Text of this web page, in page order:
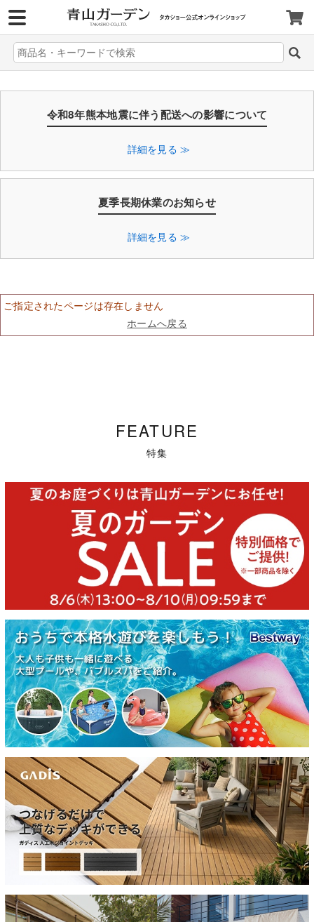
令和8年熊本地震に伴う配送への影響について
詳細を見る ≫
夏季長期休業のお知らせ
詳細を見る ≫
ご指定されたページは存在しません
ホームへ戻る
FEATURE
特集